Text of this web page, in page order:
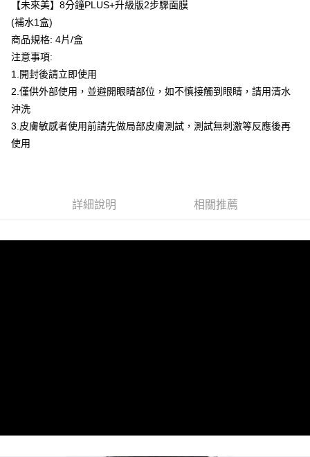
海外配送
海外配送(馬來西亞_only西0804)
海外配送(港澳)
【未來美】8分鐘PLUS+升級版2步驟面膜
(補水1盒)
商品規格: 4片/盒
注意事項:
1.開封後請立即使用
2.僅供外部使用，並避開眼睛部位，如不慎接觸到眼睛，請用清水
沖洗
3.皮膚敏感者使用前請先做局部皮膚測試，測試無刺激等反應後再
使用
詳細說明 相關推薦